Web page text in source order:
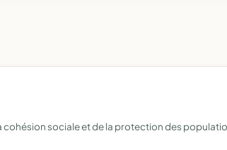
sociale et de la protection des